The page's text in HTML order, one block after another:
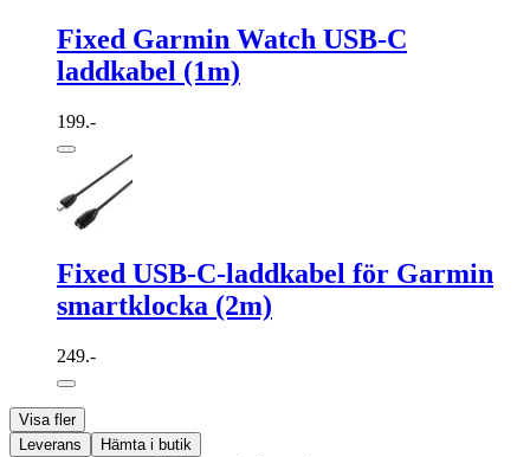
Fixed Garmin Watch USB-C
laddkabel (1m)
199.-
Fixed USB-C-laddkabel för Garmin
smartklocka (2m)
249.-
Visa fler
Leverans
Hämta i butik